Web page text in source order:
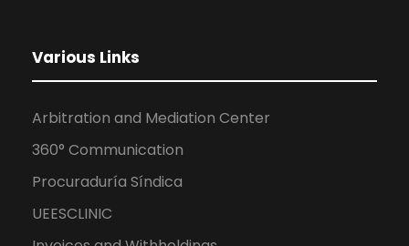
Various Links
Arbitration and Mediation Center
360° Communication
Procuraduría Síndica
UEESCLINIC